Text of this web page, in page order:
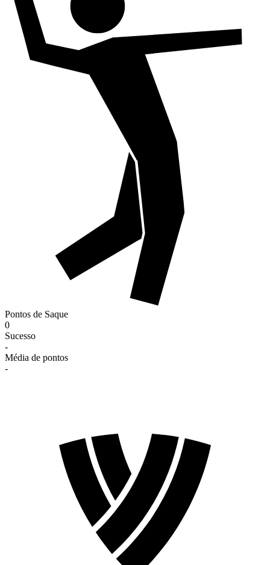
Pontos de Saque
0
Sucesso
-
Média de pontos
-